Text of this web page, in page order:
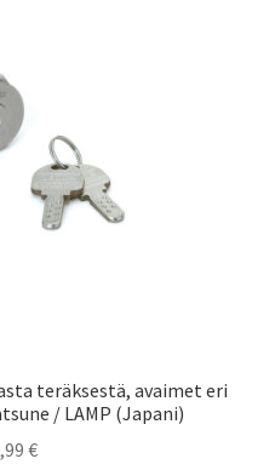
teräksestä, avaimet eri
/ LAMP (Japani)
€